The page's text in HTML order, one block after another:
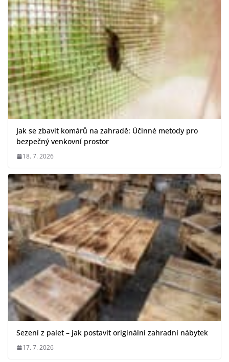
Jak se zbavit komárů na zahradě: Účinné metody pro
bezpečný venkovní prostor
18. 7. 2026
Sezení z palet – jak postavit originální zahradní nábytek
17. 7. 2026